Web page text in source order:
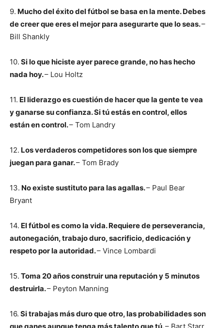
9. Mucho del éxito del fútbol se basa en la mente. Debes
de creer que eres el mejor para asegurarte que lo seas.–
Bill Shankly
10. Si lo que hiciste ayer parece grande, no has hecho
nada hoy.– Lou Holtz
11. El liderazgo es cuestión de hacer que la gente te vea
y ganarse su confianza. Si tú estás en control, ellos
están en control.– Tom Landry
12. Los verdaderos competidores son los que siempre
juegan para ganar.– Tom Brady
13. No existe sustituto para las agallas.– Paul Bear
Bryant
14. El fútbol es como la vida. Requiere de perseverancia,
autonegación, trabajo duro, sacrificio, dedicación y
respeto por la autoridad.– Vince Lombardi
15. Toma 20 años construir una reputación y 5 minutos
destruirla.– Peyton Manning
16. Si trabajas más duro que otro, las probabilidades son